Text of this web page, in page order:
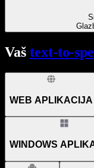
Vaš text-to-
WEB APLIKACIJA
WINDOWS